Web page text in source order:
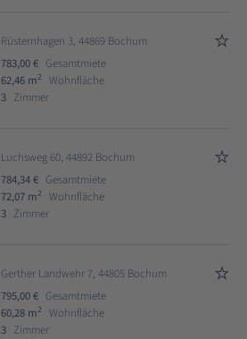
Rüsternhagen 3, 44869 Bochum
783,00 € Gesamtmiete
62,46 m2
Wohnfläche
3 Zimmer
Luchsweg 60, 44892 Bochum
784,34 € Gesamtmiete
72,07 m2
Wohnfläche
3 Zimmer
Gerther Landwehr 7, 44805 Bochum
795,00 € Gesamtmiete
60,28 m2
Wohnfläche
3 Zimmer